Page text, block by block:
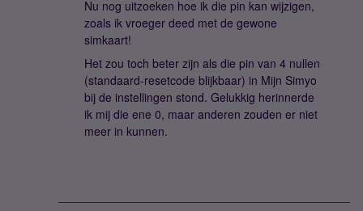
Nu nog uitzoeken hoe ik die pin kan wijzigen,
zoals ik vroeger deed met de gewone
simkaart!
Het zou toch beter zijn als die pin van 4 nullen
(standaard-resetcode blijkbaar) in Mijn Simyo
bij de instellingen stond. Gelukkig herinnerde
ik mij die ene 0, maar anderen zouden er niet
meer in kunnen.